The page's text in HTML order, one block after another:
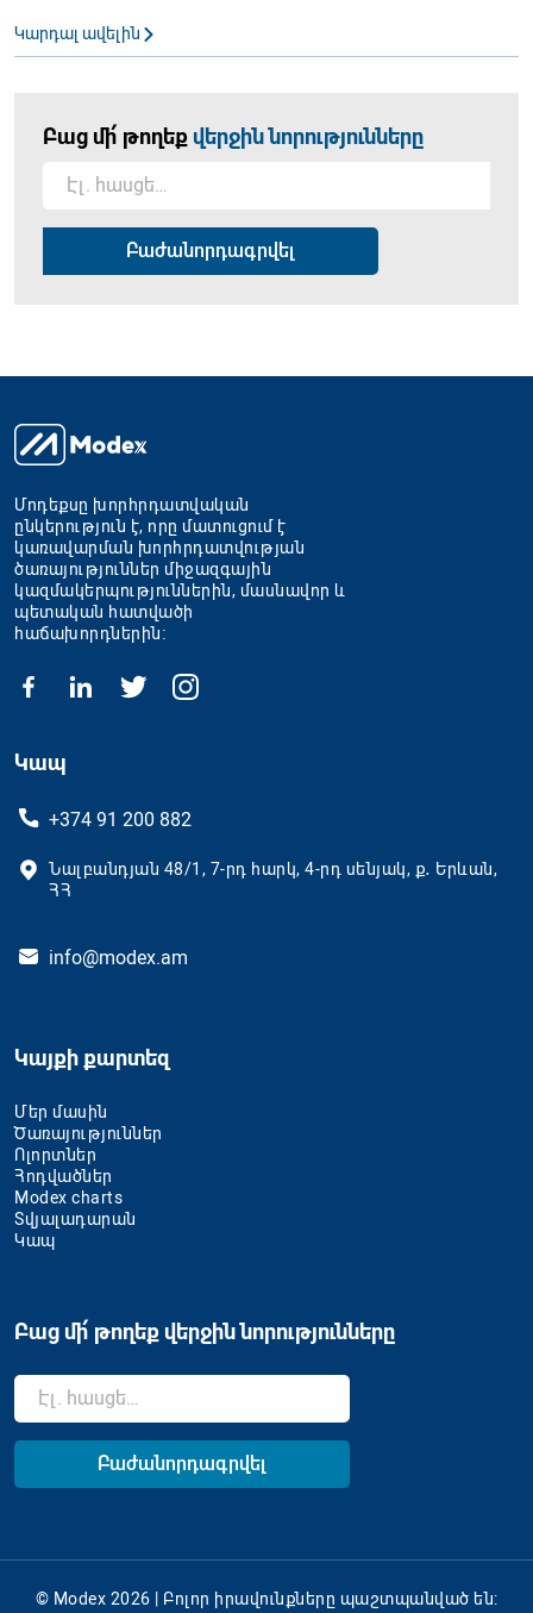
Կարդալ ավելին
Բաց մի՛ թողեք վերջին նորությունները
Մոդեքսը խորհրդատվական
ընկերություն է, որը մատուցում է
կառավարման խորհրդատվության
ծառայություններ միջազգային
կազմակերպություններին, մասնավոր և
պետական հատվածի
հաճախորդներին։
Կապ
+374 91 200 882
Նալբանդյան 48/1, 7-րդ հարկ, 4-րդ սենյակ, ք․ Երևան,
ՀՀ
info@modex.am
Կայքի քարտեզ
Մեր մասին
Ծառայություններ
Ոլորտներ
Հոդվածներ
Modex charts
Տվյալադարան
Կապ
Բաց մի՛ թողեք վերջին նորությունները
© Modex 2026 | Բոլոր իրավունքները պաշտպանված են: